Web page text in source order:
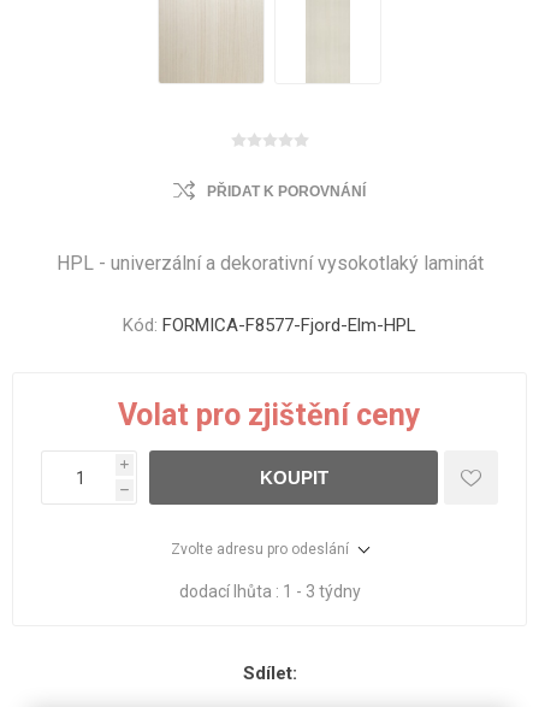
PŘIDAT K POROVNÁNÍ
HPL - univerzální a dekorativní vysokotlaký laminát
Kód: FORMICA-F8577-Fjord-Elm-HPL
Volat pro zjištění ceny
i
h
KOUPIT
Zvolte adresu pro odeslání
dodací lhůta : 1 - 3 týdny
Sdílet: